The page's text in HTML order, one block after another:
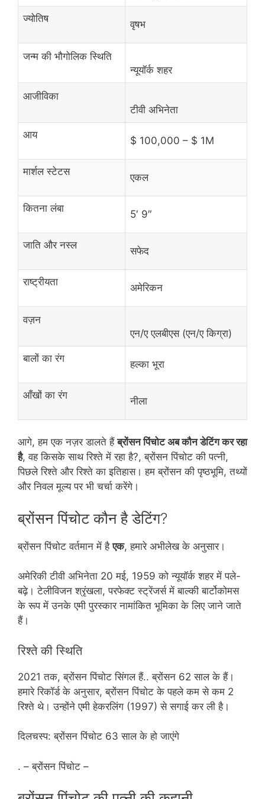
ज्योतिष वृषभ
जन्म की भौगोलिक स्थिति
न्यूयॉर्क शहर
आजीविका
टीवी अभिनेता
आय $ 100,000 – $ 1M
मार्शल स्टेटस एकल
कितना लंबा 5′ 9″
जाति और नस्ल सफेद
राष्ट्रीयता अमेरिकन
वज़न
एन/ए एलबीएस (एन/ए किग्रा)
बालों का रंग हल्का भूरा
आँखों का रंग नीला
आगे, हम एक नज़र डालते हैंब्रोंसन पिंचोट अब कौन डेटिंग कर रहा
है, वह किसके साथ रिश्ते में रहा है?, ब्रोंसन पिंचोट की पत्नी,
पिछले रिश्ते और रिश्ते का इतिहास। हम ब्रोंसन की पृष्ठभूमि, तथ्यों
और निवल मूल्य पर भी चर्चा करेंगे।
ब्रोंसन पिंचोट कौन है डेटिंग?
ब्रोंसन पिंचोट वर्तमान में हैएक, हमारे अभीलेख के अनुसार।
अमेरिकी टीवी अभिनेता 20 मई, 1959 को न्यूयॉर्क शहर में पले-
बढ़े। टेलीविजन श्रृंखला, परफेक्ट स्ट्रेंजर्स में बाल्की बार्टोकोमस
के रूप में उनके एमी पुरस्कार नामांकित भूमिका के लिए जाने जाते
हैं।
रिश्ते की स्थिति
2021 तक, ब्रोंसन पिंचोट सिंगल हैं.. ब्रोंसन 62 साल के हैं।
हमारे रिकॉर्ड के अनुसार, ब्रोंसन पिंचोट के पहले कम से कम 2
रिश्ते थे। उन्होंने एमी हेकरलिंग (1997) से सगाई कर ली है।
दिलचस्प: ब्रोंसन पिंचोट 63 साल के हो जाएंगे
. – ब्रोंसन पिंचोट –